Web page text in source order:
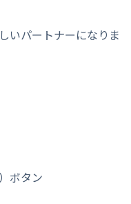
いパートナーになりま
ボタン